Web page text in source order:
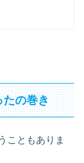
たの巻き
こともありま